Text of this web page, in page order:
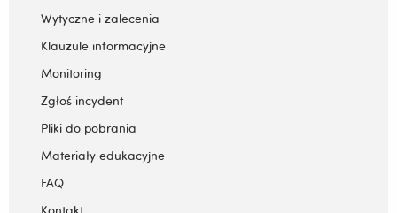
Wytyczne i zalecenia
Klauzule informacyjne
Monitoring
Zgłoś incydent
Pliki do pobrania
Materiały edukacyjne
FAQ